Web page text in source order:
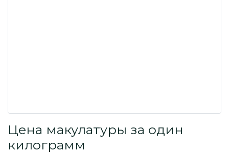
Цена макулатуры за один
килограмм